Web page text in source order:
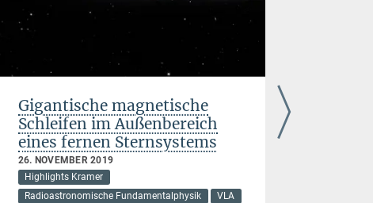
Gigantische magnetische
Schleifen im Außenbereich
eines fernen Sternsystems
26. NOVEMBER 2019
Highlights Kramer
Radioastronomische Fundamentalphysik
VLA